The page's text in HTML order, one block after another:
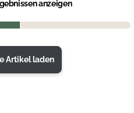
anzeigen
Artikel laden